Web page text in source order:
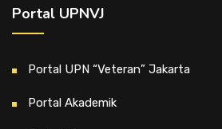
Portal UPNVJ
Portal UPN “Veteran” Jakarta
Portal Akademik